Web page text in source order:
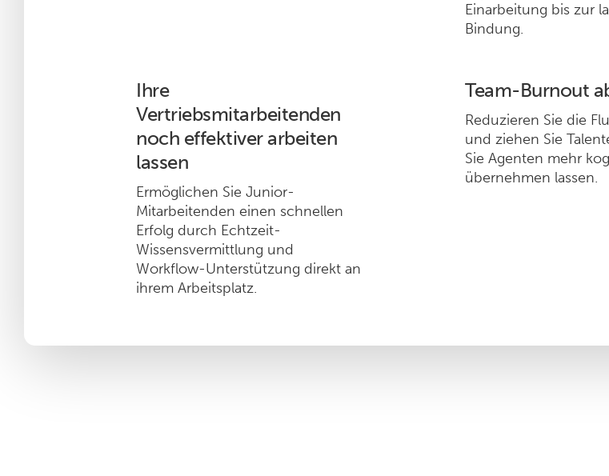
Einarbeitung bis zur
Bindung.
Ihre
Vertriebsmitarbeitenden
noch effektiver arbeiten
lassen
Ermöglichen Sie Junior-
Mitarbeitenden einen schnellen
Erfolg durch Echtzeit-
Wissensvermittlung und
Workflow-Unterstützung direkt an
ihrem Arbeitsplatz.
Team-Burnout
Reduzieren Sie die
und ziehen Sie
Sie Agenten mehr
übernehmen lassen.